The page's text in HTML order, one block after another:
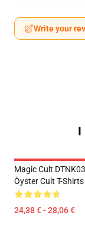
Write your
I
Magic Cult
Öyster Cult T-Shirts
24,38 € - 28,06 €